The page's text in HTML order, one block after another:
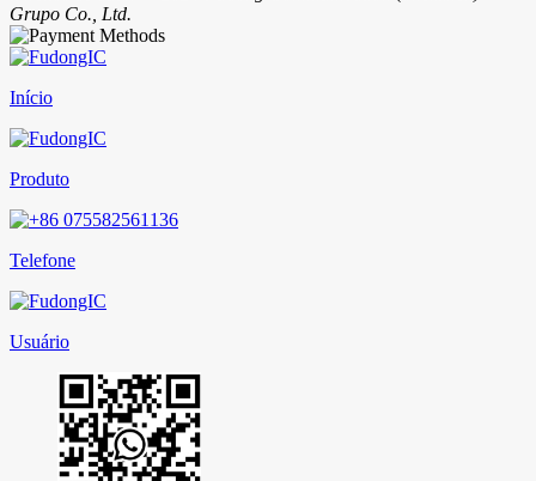
Grupo Co., Ltd.
Início
Produto
Telefone
Usuário